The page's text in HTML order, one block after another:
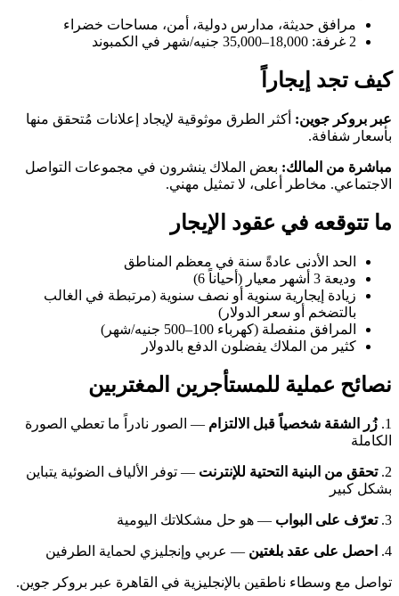
مرافق حديثة، مدارس دولية، أمن، مساحات خضراء
2 غرفة: 18,000–35,000 جنيه/شهر في الكمبوند
كيف تجد إيجاراً
عبر بروكر جوين: أكثر الطرق موثوقية لإيجاد إعلانات مُتحقق منها
بأسعار شفافة.
مباشرة من المالك: بعض الملاك ينشرون في مجموعات التواصل
الاجتماعي. مخاطر أعلى، لا تمثيل مهني.
ما تتوقعه في عقود الإيجار
الحد الأدنى عادةً سنة في معظم المناطق
وديعة 3 أشهر معيار (أحياناً 6)
زيادة إيجارية سنوية أو نصف سنوية (مرتبطة في الغالب
بالتضخم أو سعر الدولار)
المرافق منفصلة (كهرباء 100–500 جنيه/شهر)
كثير من الملاك يفضلون الدفع بالدولار
نصائح عملية للمستأجرين المغتربين
1. زُر الشقة شخصياً قبل الالتزام — الصور نادراً ما تعطي الصورة
الكاملة
2. تحقق من البنية التحتية للإنترنت — توفر الألياف الضوئية يتباين
بشكل كبير
3. تعرّف على البواب — هو حل مشكلاتك اليومية
4. احصل على عقد بلغتين — عربي وإنجليزي لحماية الطرفين
تواصل مع وسطاء ناطقين بالإنجليزية في القاهرة عبر بروكر جوين.